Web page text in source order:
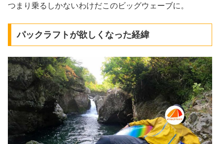
つまり乗るしかないわけだこのビッグウェーブに。
パックラフトが欲しくなった経緯